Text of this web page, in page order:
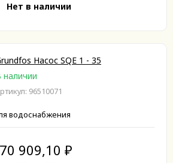
Нет в наличии
Насос SQE 1 - 35
наличии
96510071
водоснабжения
70 909,10 ₽